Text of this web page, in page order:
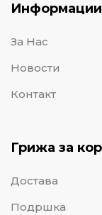
Информации
За Нас
Новости
Контакт
Грижа за
Достава
Подршка